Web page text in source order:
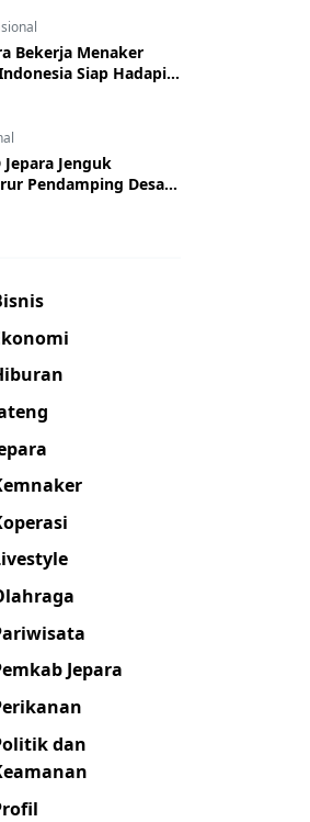
Bekerja Menaker
Siap Hadapi
Jepara Jenguk
Pendamping Desa
Jepara
dan